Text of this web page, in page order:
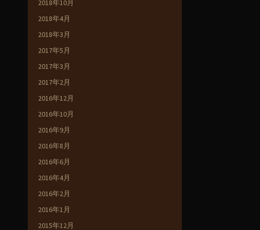
2018年10月
2018年4月
2018年3月
2017年5月
2017年3月
2017年2月
2016年12月
2016年10月
2016年9月
2016年8月
2016年6月
2016年4月
2016年2月
2016年1月
2015年12月